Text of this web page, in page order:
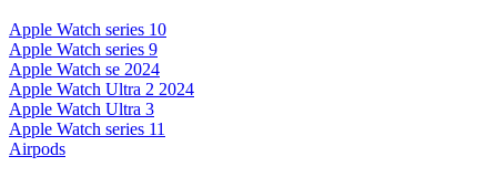
Apple Watch series 10
Apple Watch series 9
Apple Watch se 2024
Apple Watch Ultra 2 2024
Apple Watch Ultra 3
Apple Watch series 11
Airpods